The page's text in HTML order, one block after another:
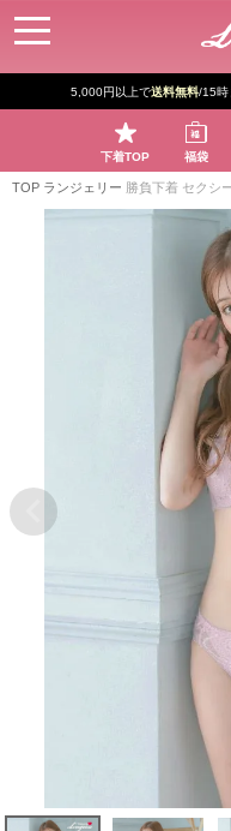
5,000円以上で送料無料/15時
下着TOP 福袋
TOP ランジェリー 勝負下着 セクシ